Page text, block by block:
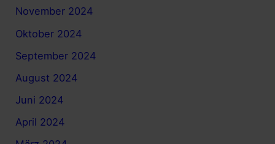
November 2024
Oktober 2024
September 2024
August 2024
Juni 2024
April 2024